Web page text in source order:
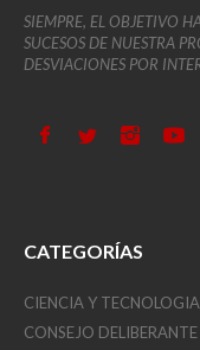
SIEMPRE, EL OBJETIVO
SUCESOS DE NUESTRA
DESVIACIONES POR
CATEGORÍAS
CIENCIA Y TECNOLOGIA
CONSEJO DELIBERANTE